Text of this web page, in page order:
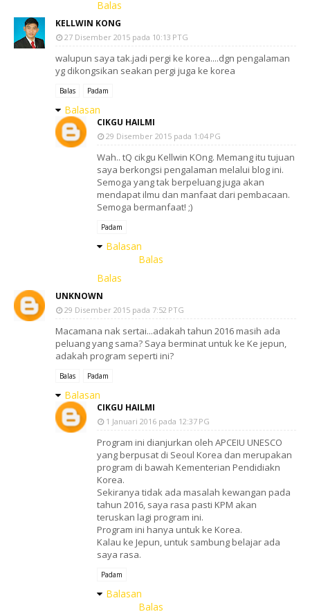
Balas
KELLWIN KONG
27 Disember 2015 pada 10:13 PTG
walupun saya tak.jadi pergi ke korea....dgn pengalaman
yg dikongsikan seakan pergi juga ke korea
Balas Padam
Balasan
CIKGU HAILMI
29 Disember 2015 pada 1:04 PG
Wah.. tQ cikgu Kellwin KOng. Memang itu tujuan
saya berkongsi pengalaman melalui blog ini.
Semoga yang tak berpeluang juga akan
mendapat ilmu dan manfaat dari pembacaan.
Semoga bermanfaat! ;)
Padam
Balasan
Balas
Balas
UNKNOWN
29 Disember 2015 pada 7:52 PTG
Macamana nak sertai...adakah tahun 2016 masih ada
peluang yang sama? Saya berminat untuk ke Ke jepun,
adakah program seperti ini?
Balas Padam
Balasan
CIKGU HAILMI
1 Januari 2016 pada 12:37 PG
Program ini dianjurkan oleh APCEIU UNESCO
yang berpusat di Seoul Korea dan merupakan
program di bawah Kementerian Pendidiakn
Korea.
Sekiranya tidak ada masalah kewangan pada
tahun 2016, saya rasa pasti KPM akan
teruskan lagi program ini.
Program ini hanya untuk ke Korea.
Kalau ke Jepun, untuk sambung belajar ada
saya rasa.
Padam
Balasan
Balas